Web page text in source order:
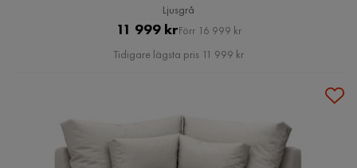
Ljusgrå
Pris
11 999 krOriginal
Pris
Förr 16 999 kr
Tidigare lägsta pris 11 999 kr